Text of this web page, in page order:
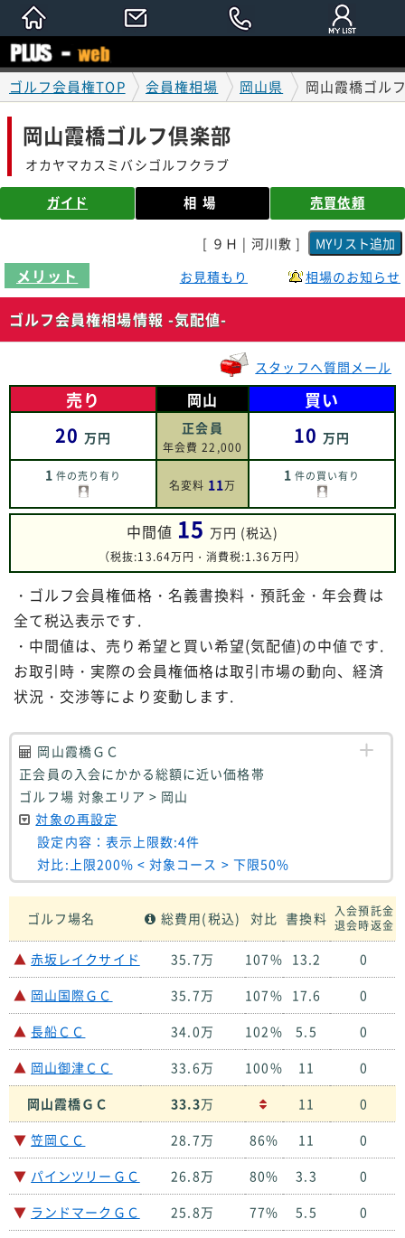
ゴルフ会員権TOP 会員権相場 岡山県 岡山霞橋ゴル
岡山霞橋ゴルフ倶楽部
オカヤマカスミバシゴルフクラブ
ガイド 相場 売買依頼
[ ９Ｈ | 河川敷 ]
メリット お見積もり 相場のお知らせ
ゴルフ会員権相場情報 -気配値-
スタッフへ質問メール
売り
20万円
1 件の売り有り
岡山
正会員
年会費 22,000
名変料 11万
買い
10万円
1 件の買い有り
中間値 15 万円 (税込)
（税抜:13.64万円・消費税:1.36万円）
・ゴルフ会員権価格・名義書換料・預託金・年会費は
全て税込表示です.
・中間値は、売り希望と買い希望(気配値)の中値です.
お取引時・実際の会員権価格は取引市場の動向、経済
状況・交渉等により変動します.
岡山霞橋ＧＣ
正会員の入会にかかる総額に近い価格帯
ゴルフ場 対象エリア > 岡山
対象の再設定
設定内容：表示上限数:4件
対比:上限200% < 対象コース > 下限50%
ゴルフ場名 総費用(税込) 対比 書換料 入会預託金
退会時返金
▲ 赤坂レイクサイド 35.7万 107% 13.2
0
▲ 岡山国際ＧＣ 35.7万 107% 17.6
0
▲ 長船ＣＣ 34.0万 102% 5.5
0
▲ 岡山御津ＣＣ 33.6万 100% 11
0
岡山霞橋ＧＣ
33.3万 11
0
▼ 笠岡ＣＣ 28.7万 86% 11
0
▼ パインツリーＧＣ 26.8万 80% 3.3
0
▼ ランドマークＧＣ 25.8万 77% 5.5
0